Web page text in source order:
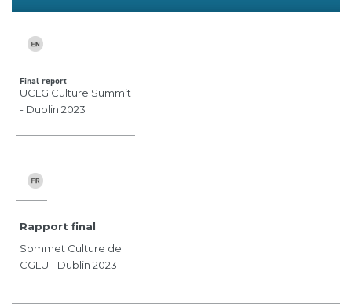
Final report
UCLG Culture Summit
- Dublin 2023
Rapport final
Sommet Culture de
CGLU - Dublin 2023